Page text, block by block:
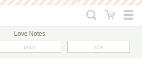
Love Notes
price new